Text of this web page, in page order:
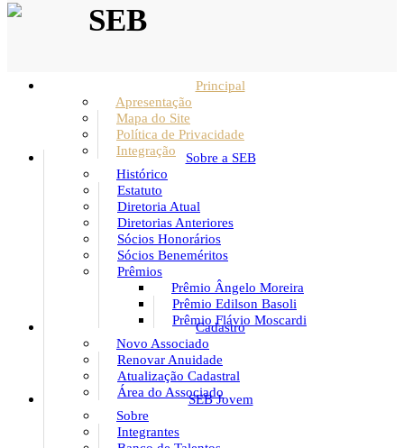
SEB
Principal
Apresentação
Mapa do Site
Política de Privacidade
Integração
Sobre a SEB
Histórico
Estatuto
Diretoria Atual
Diretorias Anteriores
Sócios Honorários
Sócios Beneméritos
Prêmios
Prêmio Ângelo Moreira
Prêmio Edilson Basoli
Prêmio Flávio Moscardi
Cadastro
Novo Associado
Renovar Anuidade
Atualização Cadastral
Área do Associado
SEB Jovem
Sobre
Integrantes